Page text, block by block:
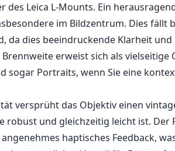
des Leica L-Mounts. Ein
im Bildzentrum. Dies fällt
da dies beeindruckende Klarheit
erweist sich als vielseitige
sogar Portraits, wenn Sie eine
versprüht das Objektiv einen
robust und gleichzeitig leicht ist. Der
haptisches Feedback,